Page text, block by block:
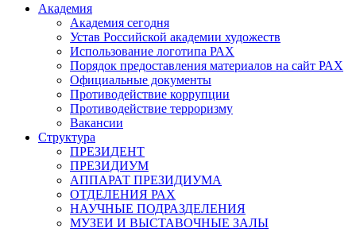
Академия
Академия сегодня
Устав Российской академии художеств
Использование логотипа РАХ
Порядок предоставления материалов на сайт РАХ
Официальные документы
Противодействие коррупции
Противодействие терроризму
Вакансии
Структура
ПРЕЗИДЕНТ
ПРЕЗИДИУМ
АППАРАТ ПРЕЗИДИУМА
ОТДЕЛЕНИЯ РАХ
НАУЧНЫЕ ПОДРАЗДЕЛЕНИЯ
МУЗЕИ И ВЫСТАВОЧНЫЕ ЗАЛЫ